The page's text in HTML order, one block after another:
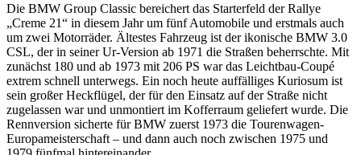
Die BMW Group Classic bereichert das Starterfeld der Rallye
„Creme 21“ in diesem Jahr um fünf Automobile und erstmals auch
um zwei Motorräder. Ältestes Fahrzeug ist der ikonische BMW 3.0
CSL, der in seiner Ur-Version ab 1971 die Straßen beherrschte. Mit
zunächst 180 und ab 1973 mit 206 PS war das Leichtbau-Coupé
extrem schnell unterwegs. Ein noch heute auffälliges Kuriosum ist
sein großer Heckflügel, der für den Einsatz auf der Straße nicht
zugelassen war und unmontiert im Kofferraum geliefert wurde. Die
Rennversion sicherte für BMW zuerst 1973 die Tourenwagen-
Europameisterschaft – und dann auch noch zwischen 1975 und